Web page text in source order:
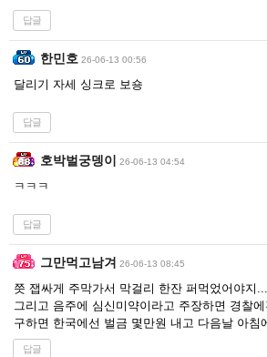
답글
한민호 26-06-13 00:56
달리기 자세 싱크로 보숑
답글
호박벌궁뎅이 26-06-13 04:54
ㅋㅋㅋ
답글
그만먹고남겨 26-06-13 08:45
쯧 잽싸게 주막가서 막걸리 한잔 퍼먹었어야지...
그리고 음주에 심신미약이라고 주장하면 경찰
구하면 한국에선 벌금 몇만원 내고 다음날 아침
답글